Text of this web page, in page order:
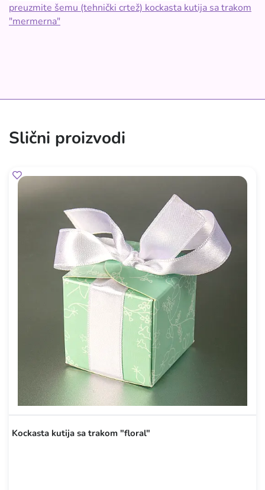
preuzmite šemu (tehnički crtež) kockasta kutija sa trakom
"mermerna"
Slični proizvodi
Kockasta kutija sa trakom "floral"